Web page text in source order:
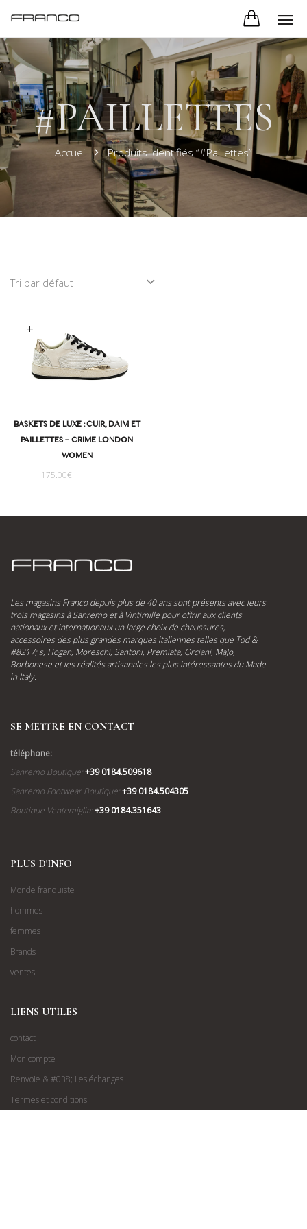
#PAILLETTES
Accueil Produits identifiés “#Paillettes”
BASKETS DE LUXE : CUIR, DAIM ET
PAILLETTES – CRIME LONDON
WOMEN
des options
175.00€
Les magasins Franco depuis plus de 40 ans sont présents avec leurs
trois magasins à Sanremo et à Vintimille pour offrir aux clients
nationaux et internationaux un large choix de chaussures,
accessoires des plus grandes marques italiennes telles que Tod &
#8217; s, Hogan, Moreschi, Santoni, Premiata, Orciani, MaJo,
Borbonese et les réalités artisanales les plus intéressantes du Made
in Italy.
SE METTRE EN CONTACT
téléphone:
Sanremo Boutique:+39 0184.509618
Sanremo Footwear Boutique:+39 0184.504305
Boutique Ventemiglia:+39 0184.351643
PLUS D'INFO
Monde franquiste
hommes
femmes
Brands
ventes
LIENS UTILES
contact
Mon compte
Renvoie & #038; Les échanges
Termes et conditions